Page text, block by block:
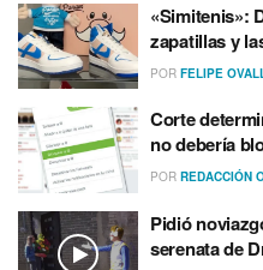
«Simitenis»:
zapatillas y
POR FELIPE
Corte
no deberí­a
POR REDACCIÓN
Pidió
serenata de